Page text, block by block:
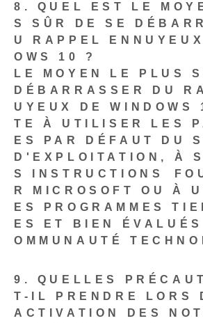
8. QUEL EST LE
S SÛR DE SE
U RAPPEL
OWS 10 ?
LE MOYEN LE PLUS
DÉBARRASSER DU
UYEUX DE WINDOWS
TE À UTILISER LES
ES PAR DÉFAUT DU
D'EXPLOITATION, À
S INSTRUCTIONS
R MICROSOFT‍ OU À
ES PROGRAMMES
ES ET BIEN
OMMUNAUTÉ
9. QUELLES
T-IL PRENDRE LORS
ACTIVATION DES